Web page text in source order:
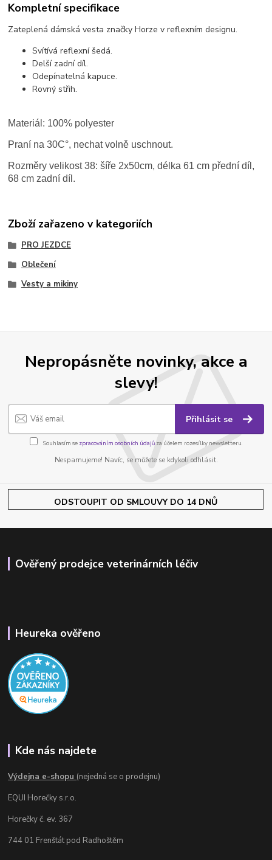
Kompletní specifikace
Zateplená dámská vesta značky Horze v reflexním designu.
Svítívá reflexní šedá.
Delší zadní díl.
Odepínatelná kapuce.
Rovný střih.
Materiál: 100% polyester
Praní na 30C°, nechat volně uschnout.
Rozměry velikost 38: šíře 2x50cm, délka 61 cm přední díl,
68 cm zadní díl.
Zboží zařazeno v kategoriích
PRO JEZDCE
Oblečení
Vesty a mikiny
Nepropásněte novinky, akce a
slevy!
Přihlásit se
Souhlasím se zpracováním osobních údajůza účelem rozesílky newsletteru.
Nespamujeme! Navíc, se můžete se kdykoli odhlásit.
ODSTOUPIT OD SMLOUVY DO 14 DNŮ
Ověřený prodejce veterinárních léčiv
Heureka ověřeno
Kde nás najdete
Výdejna e-shopu (nejedná se o prodejnu)
EQUI Horečky s.r.o.
Horečky č. ev. 367
744 01 Frenštát pod Radhoštěm